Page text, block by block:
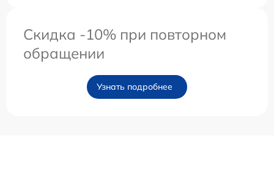
Скидка -10% при повторном
обращении
Узнать подробнее